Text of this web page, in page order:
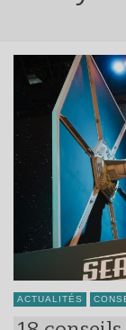
ACTUALITÉS